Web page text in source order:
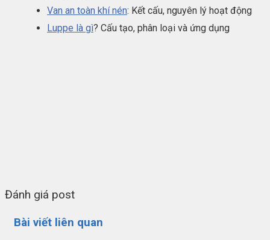
Van an toàn khí nén: Kết cấu, nguyên lý hoạt động
Luppe là gì? Cấu tạo, phân loại và ứng dụng
Đánh giá post
Bài viết liên quan